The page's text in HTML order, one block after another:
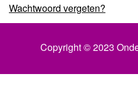
Wachtwoord vergeten?
Copyright © 2023